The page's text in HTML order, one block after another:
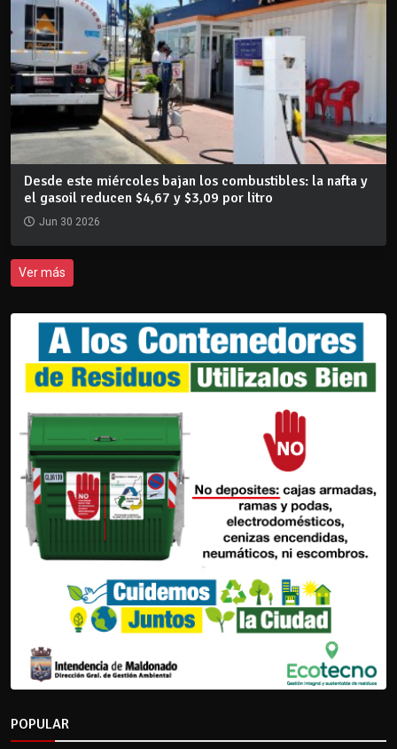
Desde este miércoles bajan los combustibles: la nafta y
el gasoil reducen $4,67 y $3,09 por litro
Jun 30 2026
Ver más
POPULAR